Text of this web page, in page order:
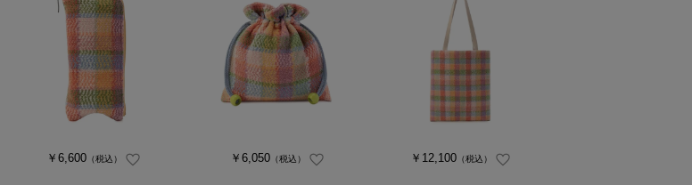
￥6,600（税込） ￥6,050（税込） ￥12,100 （税込）